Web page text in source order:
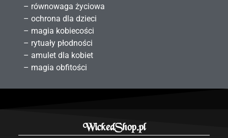
– równowaga życiowa
– ochrona dla dzieci
– magia kobiecości
– rytuały płodności
– amulet dla kobiet
– magia obfitości
WickedShop.pl